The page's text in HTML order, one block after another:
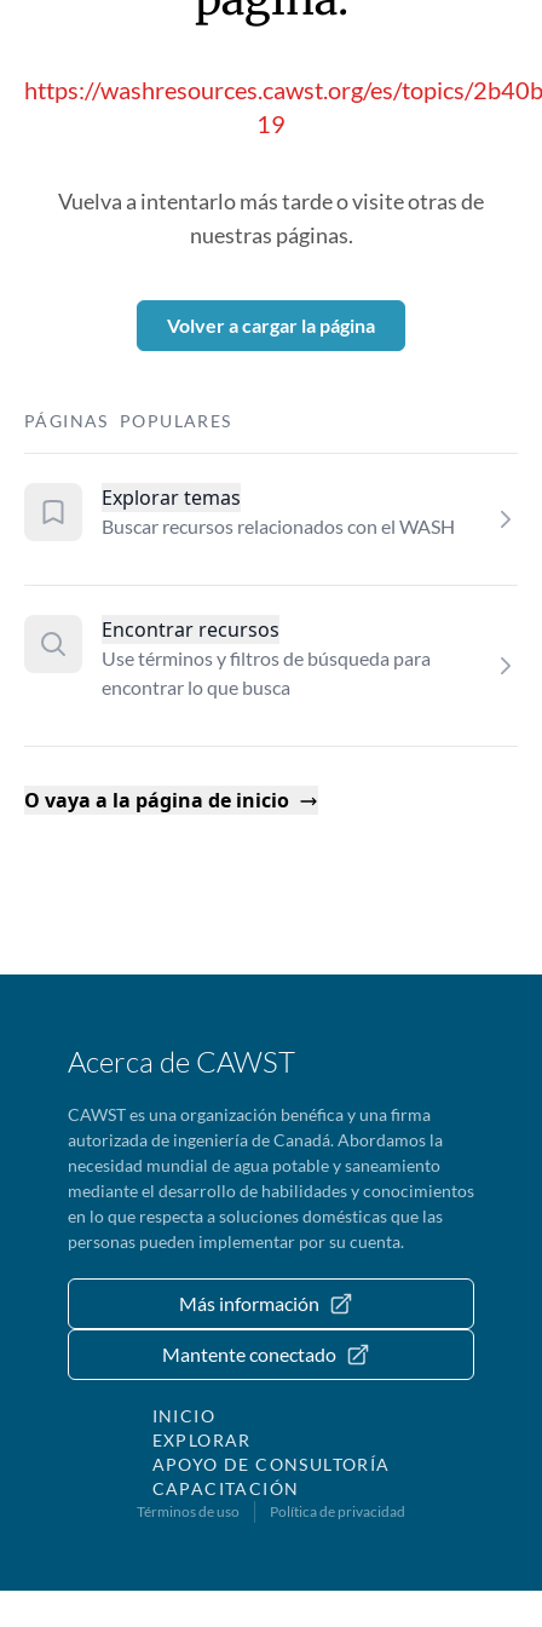
https://washresources.cawst.org/es/topics/
19
Vuelva a intentarlo más tarde o visite otras de
nuestras páginas.
Volver a cargar la página
PÁGINAS POPULARES
Explorar temas
Buscar recursos relacionados con el WASH
Encontrar recursos
Use términos y filtros de búsqueda para
encontrar lo que busca
O vaya a la página de inicio
Acerca de CAWST
CAWST es una organización benéfica y una firma
autorizada de ingeniería de Canadá. Abordamos la
necesidad mundial de agua potable y saneamiento
mediante el desarrollo de habilidades y conocimientos
en lo que respecta a soluciones domésticas que las
personas pueden implementar por su cuenta.
Más información
Mantente conectado
INICIO
EXPLORAR
APOYO DE CONSULTORÍA
CAPACITACIÓN
Términos de uso Política de privacidad